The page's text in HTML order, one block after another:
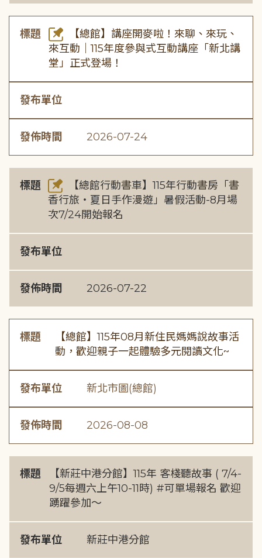
標題
【總館】講座開麥啦！來聊、來玩、
來互動｜115年度參與式互動講座「新北講
堂」正式登場！
發布單位
發佈時間 2026-07-24
標題
【總館行動書車】115年行動書房「書
香行旅・夏日手作漫遊」暑假活動-8月場
次7/24開始報名
發布單位
發佈時間 2026-07-22
標題
【總館】115年08月新住民媽媽說故事活
動，歡迎親子一起體驗多元閱讀文化~
發布單位 新北市圖(總館)
發佈時間 2026-08-08
標題
【新莊中港分館】115年 客棧聽故事 ( 7/4-
9/5每週六上午10-11時) #可單場報名 歡迎
踴躍參加～
發布單位 新莊中港分館